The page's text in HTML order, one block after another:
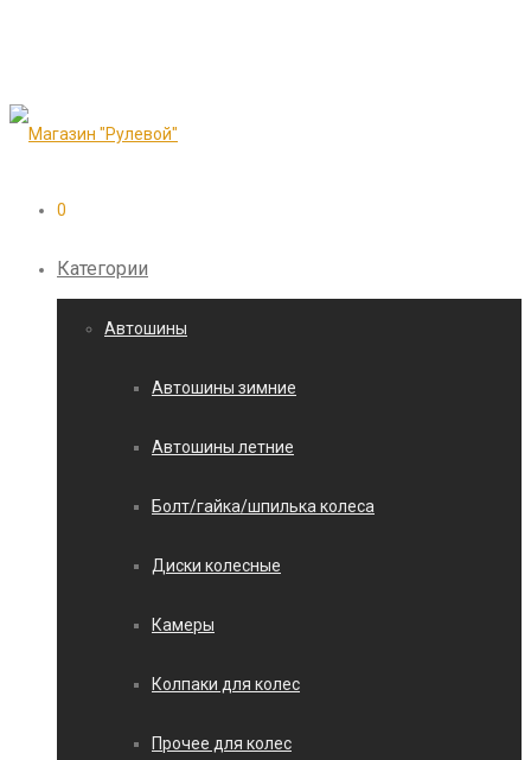
0
Категории
Автошины
Автошины зимние
Автошины летние
Болт/гайка/шпилька колеса
Диски колесные
Камеры
Колпаки для колес
Прочее для колес